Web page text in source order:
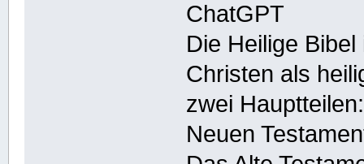
ChatGPT
Die Heilige
Christen als
zwei
Neuen